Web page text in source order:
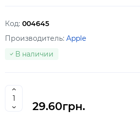
Код: 004645
Производитель: Apple
В наличии
29.60грн.